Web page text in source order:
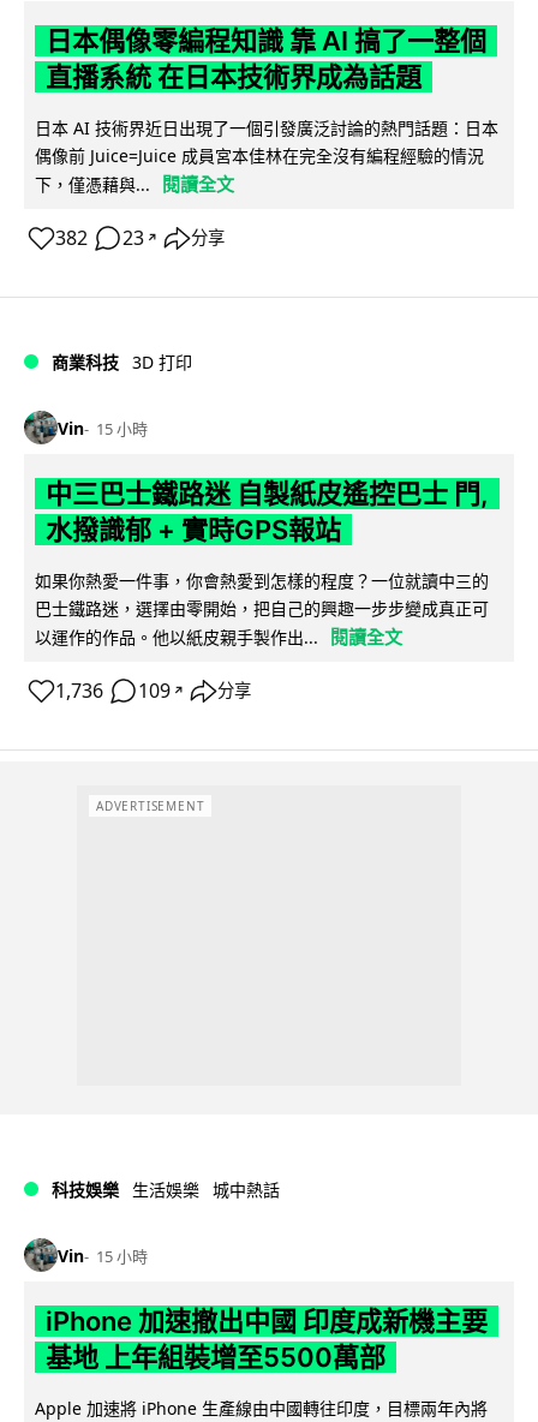
日本偶像零編程知識 靠 AI 搞了一整個
直播系統 在日本技術界成為話題
日本 AI 技術界近日出現了一個引發廣泛討論的熱門話題：日本
偶像前 Juice=Juice 成員宮本佳林在完全沒有編程經驗的情況
下，僅憑藉與...
閱讀全文
382 23 ↗ 分享
商業科技 3D 打印
Vin 15 小時
中三巴士鐵路迷 自製紙皮遙控巴士 門,
水撥識郁 + 實時GPS報站
如果你熱愛一件事，你會熱愛到怎樣的程度？一位就讀中三的
巴士鐵路迷，選擇由零開始，把自己的興趣一步步變成真正可
以運作的作品。他以紙皮親手製作出...
閱讀全文
1,736 109 ↗ 分享
ADVERTISEMENT
科技娛樂 生活娛樂 城中熱話
Vin 15 小時
iPhone 加速撤出中國 印度成新機主要
基地 上年組裝增至5500萬部
Apple 加速將 iPhone 生產線由中國轉往印度，目標兩年內將